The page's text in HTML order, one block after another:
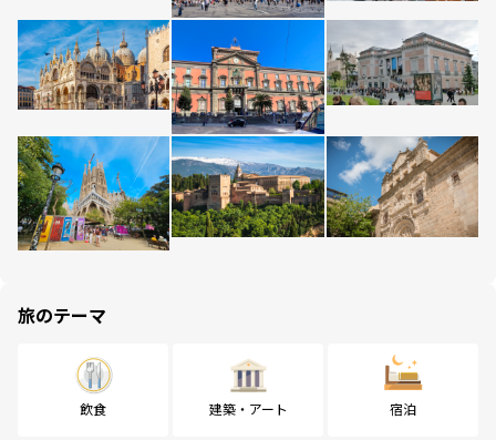
旅のテーマ
飲食 建築・アート 宿泊